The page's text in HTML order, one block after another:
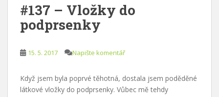
#137 – Vložky do
podprsenky
15. 5. 2017 Napište komentář
Když jsem byla poprvé těhotná, dostala jsem poděděné
látkové vložky do podprsenky. Vůbec mě tehdy